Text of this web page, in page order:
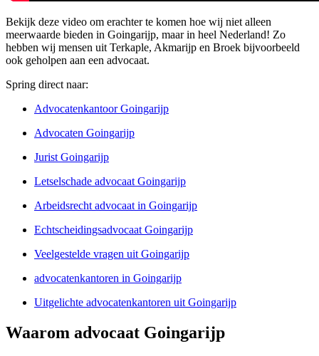
Bekijk deze video om erachter te komen hoe wij niet alleen
meerwaarde bieden in Goingarijp, maar in heel Nederland! Zo
hebben wij mensen uit Terkaple, Akmarijp en Broek bijvoorbeeld
ook geholpen aan een advocaat.
Spring direct naar:
Advocatenkantoor Goingarijp
Advocaten Goingarijp
Jurist Goingarijp
Letselschade advocaat Goingarijp
Arbeidsrecht advocaat in Goingarijp
Echtscheidingsadvocaat Goingarijp
Veelgestelde vragen uit Goingarijp
advocatenkantoren in Goingarijp
Uitgelichte advocatenkantoren uit Goingarijp
Waarom advocaat Goingarijp